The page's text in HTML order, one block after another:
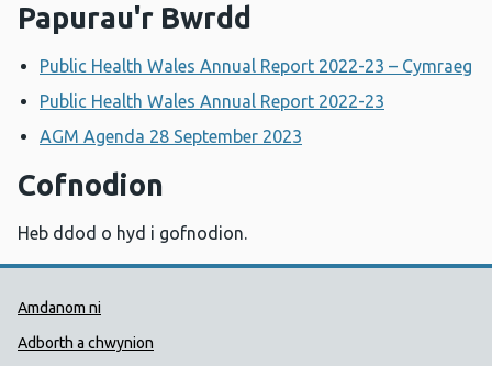
Papurau'r Bwrdd
Public Health Wales Annual Report 2022-23 – Cymraeg
Public Health Wales Annual Report 2022-23
AGM Agenda 28 September 2023
Cofnodion
Heb ddod o hyd i gofnodion.
Dolenni Cymorth Iechyd
Amdanom ni
Adborth a chwynion